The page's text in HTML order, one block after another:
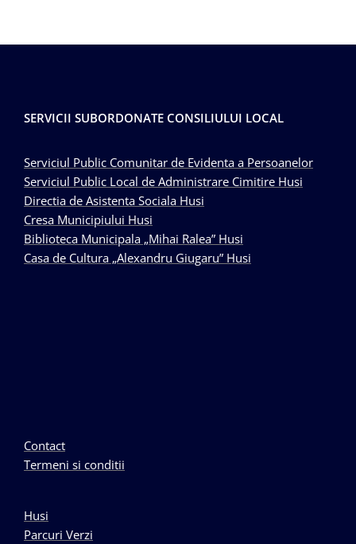
SERVICII SUBORDONATE CONSILIULUI LOCAL
Serviciul Public Comunitar de Evidenta a Persoanelor
Serviciul Public Local de Administrare Cimitire Husi
Directia de Asistenta Sociala Husi
Cresa Municipiului Husi
Biblioteca Municipala „Mihai Ralea” Husi
Casa de Cultura „Alexandru Giugaru” Husi
Contact
Termeni si conditii
Husi
Parcuri Verzi